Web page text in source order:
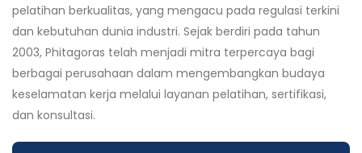
pelatihan berkualitas, yang mengacu pada regulasi terkini
dan kebutuhan dunia industri. Sejak berdiri pada tahun
2003, Phitagoras telah menjadi mitra terpercaya bagi
berbagai perusahaan dalam mengembangkan budaya
keselamatan kerja melalui layanan pelatihan, sertifikasi,
dan konsultasi.